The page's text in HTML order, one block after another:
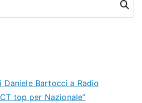
Cerca
Bartocci a Radio
top per Nazionale”